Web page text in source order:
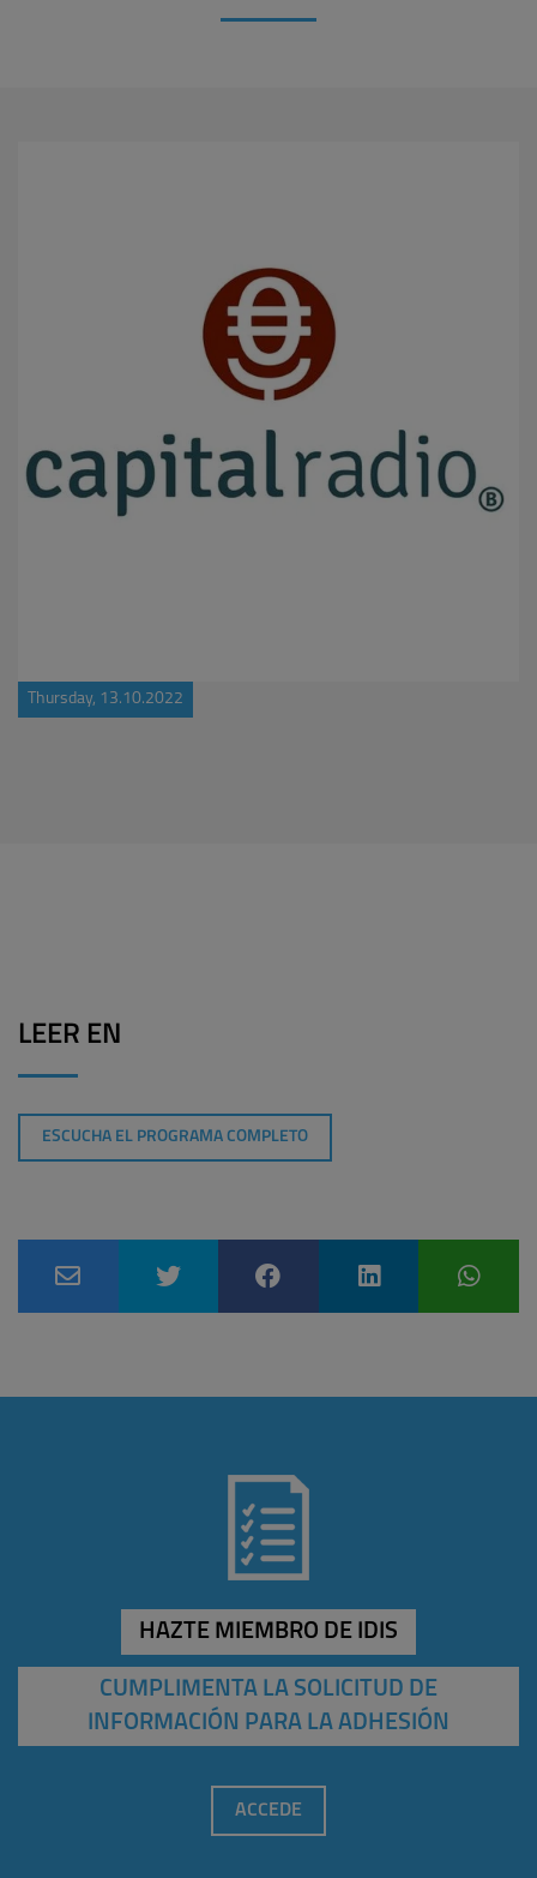
Thursday, 13.10.2022
LEER EN
ESCUCHA EL PROGRAMA COMPLETO
HAZTE MIEMBRO DE IDIS
CUMPLIMENTA LA SOLICITUD DE
INFORMACIÓN PARA LA ADHESIÓN
ACCEDE